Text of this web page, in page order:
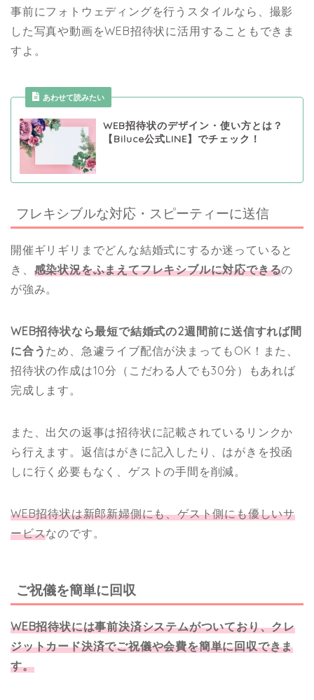
事前にフォトウェディングを行うスタイルなら、撮影
した写真や動画をWEB招待状に活用することもできま
すよ。
あわせて読みたい
WEB招待状のデザイン・使い方とは？
【Biluce公式LINE】でチェック！
フレキシブルな対応・スピーティーに送信
開催ギリギリまでどんな結婚式にするか迷っていると
き、 感染状況をふまえてフレキシブルに対応できるの
が強み。
WEB招待状なら最短で結婚式の2週間前に送信すれば間
に合う ため、急遽ライブ配信が決まってもOK！また、
招待状の作成は10分（こだわる人でも30分）もあれば
完成します。
また、出欠の返事は招待状に記載されているリンクか
ら行えます。返信はがきに記入したり、はがきを投函
しに行く必要もなく、ゲストの手間を削減。
WEB招待状は新郎新婦側にも、ゲスト側にも優しいサ
ービスなのです。
ご祝儀を簡単に回収
WEB招待状には事前決済システムがついており、クレ
ジットカード決済でご祝儀や会費を簡単に回収できま
す。